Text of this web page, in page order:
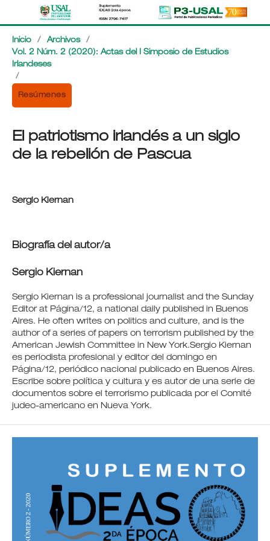
Inicio / Archivos
/
Vol. 2 Núm. 2 (2020): Actas del I Simposio de Estudios
Irlandeses
/
Resúmenes
El patriotismo irlandés a un siglo
de la rebelión de Pascua
Sergio Kiernan
Biografía del autor/a
Sergio Kiernan
Sergio Kiernan is a professional journalist and the Sunday
Editor at Página/12, a national daily published in Buenos
Aires. He often writes on politics and culture, and is the
author of a series of papers on terrorism published by the
American Jewish Committee in New York.Sergio Kiernan
es periodista profesional y editor del domingo en
Página/12, periódico nacional publicado en Buenos Aires.
Escribe sobre política y cultura y es autor de una serie de
documentos sobre el terrorismo publicada por el Comité
judeo-americano en Nueva York.